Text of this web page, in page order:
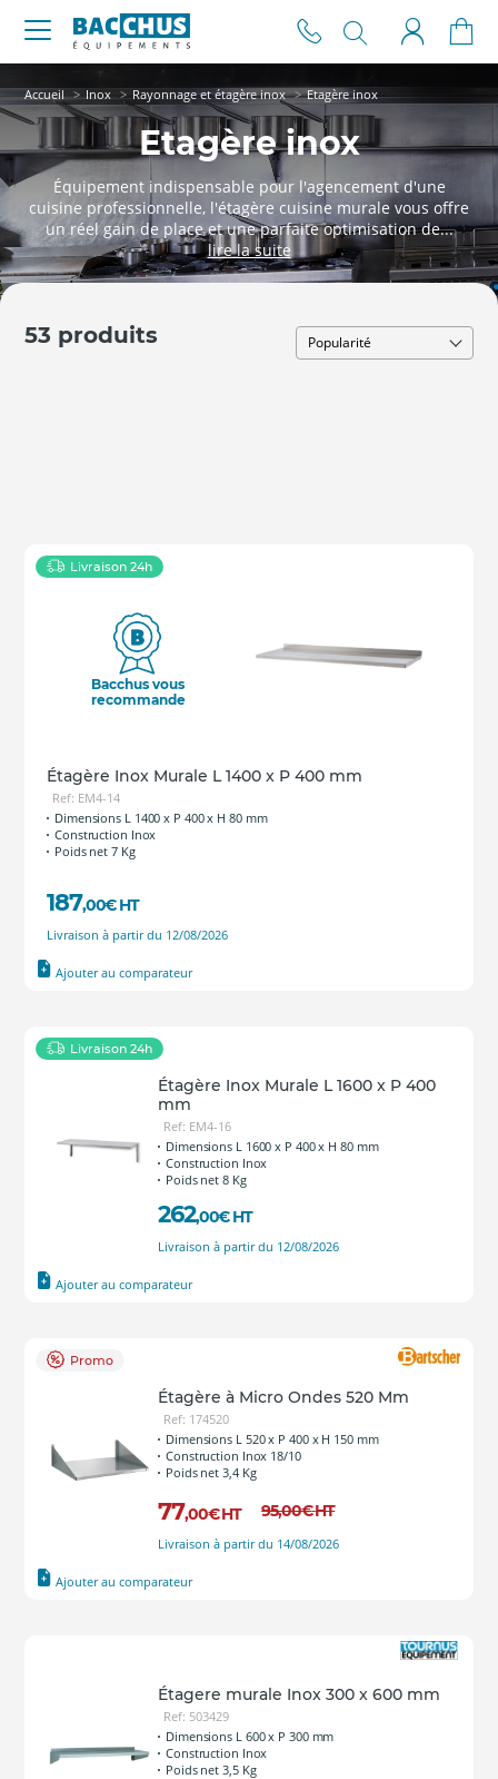
Accueil Inox Rayonnage et étagère inox Etagère inox
Etagère inox
Équipement indispensable pour l'agencement d'une
cuisine professionnelle, l'étagère cuisine murale vous offre
un réel gain de place et une parfaite optimisation de...
53 produits
Livraison 24h
Bacchus vous
recommande
Étagère Inox Murale L 1400 x P 400 mm
Ref: EM4-14
Dimensions L 1400 x P 400 x H 80 mm
Construction Inox
Poids net 7 Kg
187,00€ HT
Livraison à partir du 12/08/2026
Ajouter au comparateur
Livraison 24h
Étagère Inox Murale L 1600 x P 400
mm
Ref: EM4-16
Dimensions L 1600 x P 400 x H 80 mm
Construction Inox
Poids net 8 Kg
262,00€ HT
Livraison à partir du 12/08/2026
Ajouter au comparateur
Promo
Étagère à Micro Ondes 520 Mm
Ref: 174520
Dimensions L 520 x P 400 x H 150 mm
Construction Inox 18/10
Poids net 3,4 Kg
77,00€HT 95,00€HT
Livraison à partir du 14/08/2026
Ajouter au comparateur
Étagere murale Inox 300 x 600 mm
Ref: 503429
Dimensions L 600 x P 300 mm
Construction Inox
Poids net 3,5 Kg